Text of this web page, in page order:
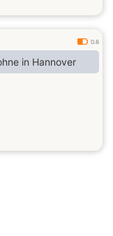
0.6
in Hannover